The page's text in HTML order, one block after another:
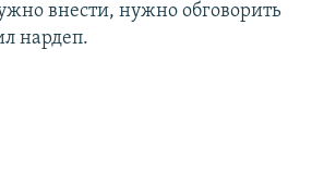
внести, нужно обговорить
нардеп.